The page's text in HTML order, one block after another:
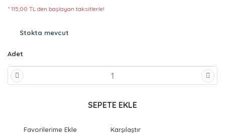
* 115,00 TL den başlayan taksitlerle!
Stokta mevcut
Adet
SEPETE EKLE
Karşılaştır